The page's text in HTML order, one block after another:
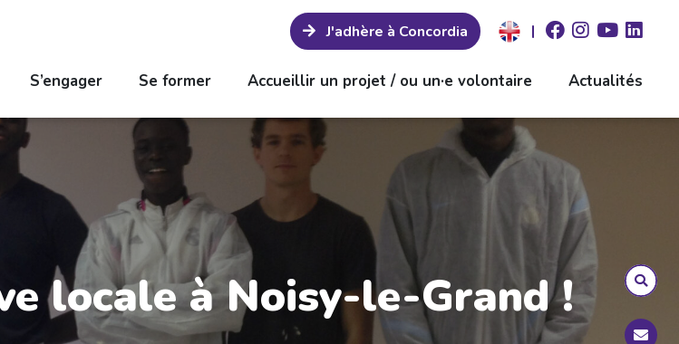
J'adhère à Concordia |
S’engager Se former Accueillir un projet / ou un·e volontaire Actualités
locale à Noisy-le-Grand !